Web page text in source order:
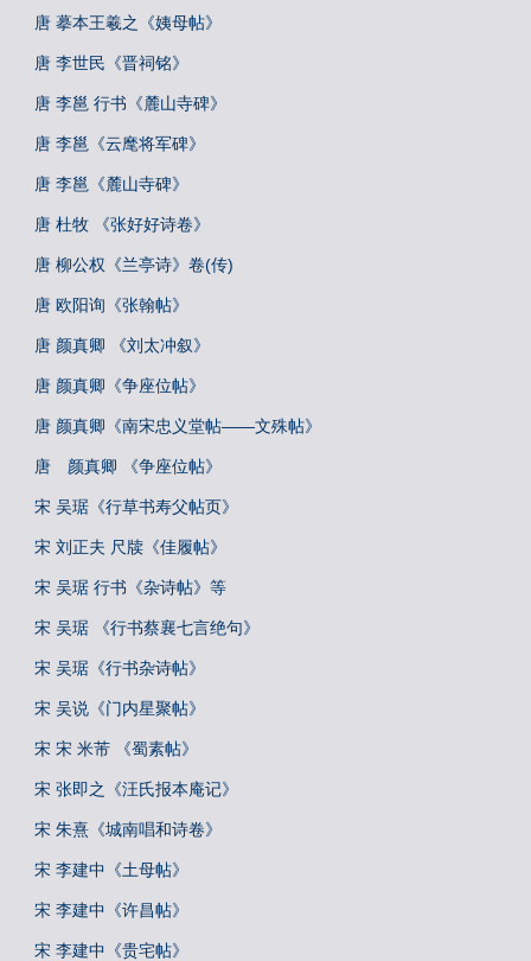
唐 摹本王羲之《姨母帖》
唐 李世民《晋祠铭》
唐 李邕 行书《麓山寺碑》
唐 李邕《云麾将军碑》
唐 李邕《麓山寺碑》
唐 杜牧 《张好好诗卷》
唐 柳公权《兰亭诗》卷(传)
唐 欧阳询《张翰帖》
唐 颜真卿 《刘太冲叙》
唐 颜真卿《争座位帖》
唐 颜真卿《南宋忠义堂帖——文殊帖》
唐 颜真卿 《争座位帖》
宋 吴琚《行草书寿父帖页》
宋 刘正夫 尺牍《佳履帖》
宋 吴琚 行书《杂诗帖》等
宋 吴琚 《行书蔡襄七言绝句》
宋 吴琚《行书杂诗帖》
宋 吴说《门内星聚帖》
宋 宋 米芾 《蜀素帖》
宋 张即之《汪氏报本庵记》
宋 朱熹《城南唱和诗卷》
宋 李建中《土母帖》
宋 李建中《许昌帖》
宋 李建中《贵宅帖》